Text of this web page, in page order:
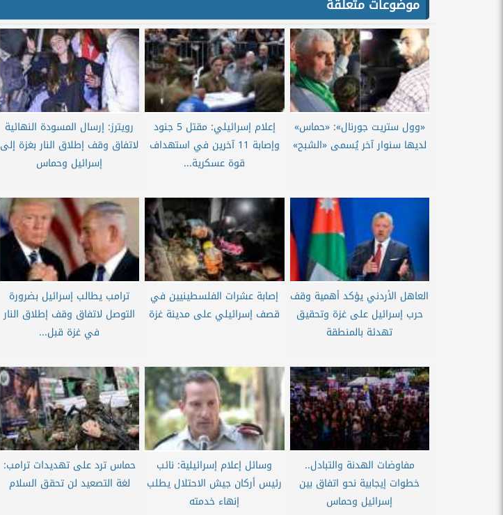
«وول ستريت جورنال»: «حماس»
لديها سنوار آخر يُسمى «الشبح»
إعلام إسرائيلي: مقتل 5 جنود
وإصابة 11 آخرين في استهداف
قوة عسكرية...
رويترز: إرسال المسودة النهائية
لاتفاق وقف إطلاق النار بغزة إلى
إسرائيل وحماس
العاهل الأردني يؤكد أهمية وقف
حرب إسرائيل على غزة وتحقيق
تهدئة بالمنطقة
إصابة عشرات الفلسطينيين في
قصف إسرائيلي على مدينة غزة
ترامب يطالب إسرائيل بضرورة
التوصل لاتفاق وقف إطلاق النار
في غزة قبل...
مفاوضات الهدنة والتبادل..
خطوات إيجابية نحو اتفاق بين
إسرائيل وحماس
وسائل إعلام إسرائيلية: نائب
رئيس أركان جيش الاحتلال يطلب
إنهاء خدمته
حماس ترد على تهديدات ترامب:
لغة التصعيد لن تحقق السلام